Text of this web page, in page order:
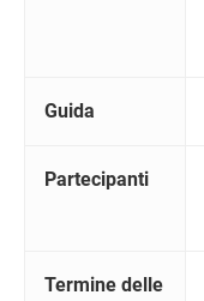
Guida
Partecipanti
Termine delle